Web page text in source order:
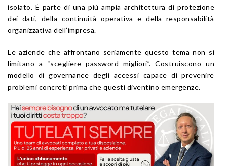
isolato. È parte di una più ampia architettura di protezione
dei dati, della continuità operativa e della responsabilità
organizzativa dell’impresa.
Le aziende che affrontano seriamente questo tema non si
limitano a “scegliere password migliori”. Costruiscono un
modello di governance degli accessi capace di prevenire
problemi concreti prima che questi diventino emergenze.